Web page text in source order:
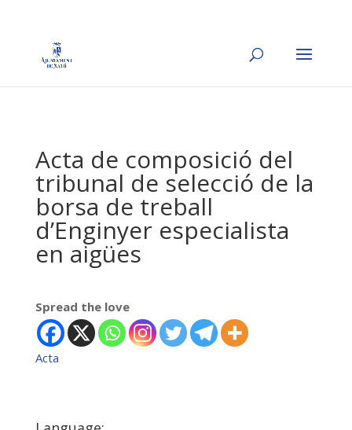
Acta de composició del
tribunal de selecció de la
borsa de treball
d’Enginyer especialista
en aigües
Spread the love
Acta